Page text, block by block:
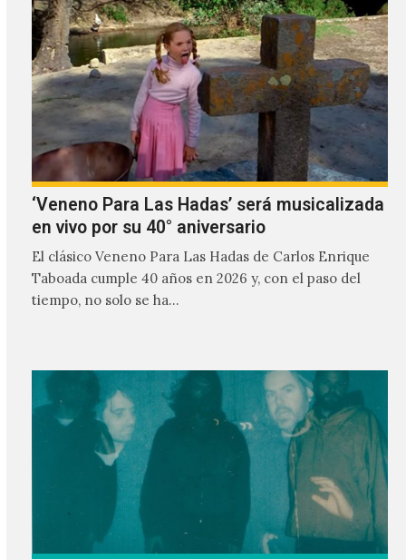
‘Veneno Para Las Hadas’ será musicalizada
en vivo por su 40° aniversario
El clásico Veneno Para Las Hadas de Carlos Enrique
Taboada cumple 40 años en 2026 y, con el paso del
tiempo, no solo se ha…